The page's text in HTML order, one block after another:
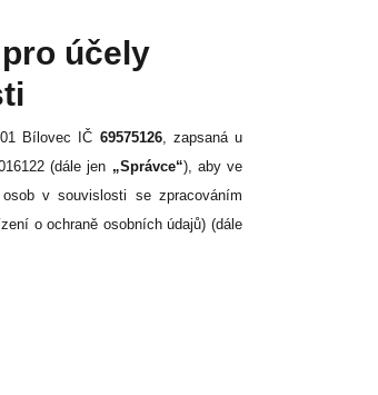
účely
Bílovec IČ 69575126, zapsaná u
(dále jen „Správce“), aby ve
v souvislosti se zpracováním
o ochraně osobních údajů) (dále